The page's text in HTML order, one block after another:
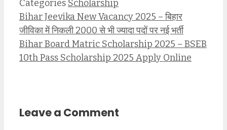
Categories Scholarship
Bihar Jeevika New Vacancy 2025 – बिहार
जीविका में निकली 2000 से भी ज्यादा पदों पर नई भर्ती
Bihar Board Matric Scholarship 2025 – BSEB
10th Pass Scholarship 2025 Apply Online
Leave a Comment